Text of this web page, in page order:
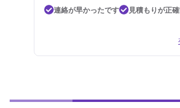
連絡が早かったです
見積もりが正